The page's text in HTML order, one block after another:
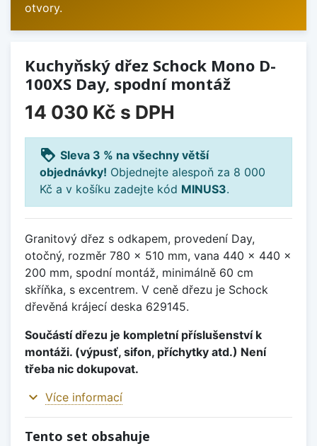
otvory.
Kuchyňský dřez Schock Mono D-
100XS Day, spodní montáž
14 030 Kč s DPH
loyalty Sleva 3 % na všechny větší
objednávky! Objednejte alespoň za 8 000
Kč a v košíku zadejte kód MINUS3.
Granitový dřez s odkapem, provedení Day,
otočný, rozměr 780 x 510 mm, vana 440 x 440 x
200 mm, spodní montáž, minimálně 60 cm
skříňka, s excentrem. V ceně dřezu je Schock
dřevěná krájecí deska 629145.
Součástí dřezu je kompletní příslušenství k
montáži. (výpusť, sifon, příchytky atd.) Není
třeba nic dokupovat.
expand_more Více informací
Tento set obsahuje